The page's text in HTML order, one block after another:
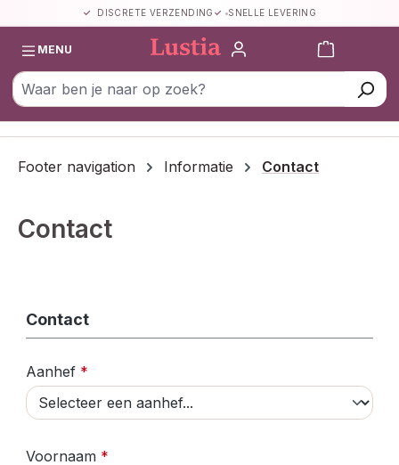
Ga naar de hoofdinhoud
DISCRETE VERZENDING SNELLE LEVERING
MENU
Footer navigation Informatie Contact
Contact
Contact
Aanhef *
Voornaam *